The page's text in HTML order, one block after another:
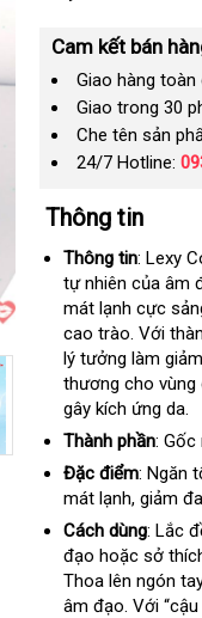
Cam kết bán
Giao hàng
Giao trong 30
Che tên sản
24/7 Hotline:
Thông tin
Thông tin: Lexy
tự nhiên qua
app
của âm
mát lạnh cực
cao tràođổi
trả
. Với
lý tưởng làm
thương cho vùng
gây kích ứng da.
Thành phần: Gốc
Đặc điểm: Ngăn
mát lạnhgiá
rẻ
, giảm
Cách dùng: Lắc
đạo giá
bán
hoặc sở
Thoa lên ngón
âm đạonơi
. Với